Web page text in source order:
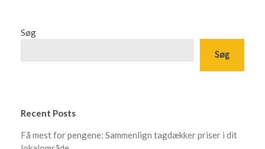
Søg
Søg
Recent Posts
Få mest for pengene: Sammenlign tagdækker priser i dit